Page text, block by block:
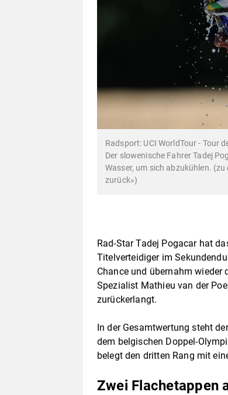
Radsport: UCI WorldTour - Tour
Der slowenische Fahrer Tadej
Wasser, um sich abzukühlen.
zurück»)
Rad-Star Tadej Pogacar hat
Titelverteidiger im
Chance und übernahm wieder
Spezialist Mathieu van der
zurückerlangt.
In der Gesamtwertung steht
dem belgischen Doppel-
belegt den dritten Rang mit
Zwei Flachetappen